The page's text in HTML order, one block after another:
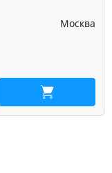
Москва
В корзину